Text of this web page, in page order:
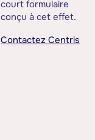
court formulaire
conçu à cet effet.
Contactez Centris